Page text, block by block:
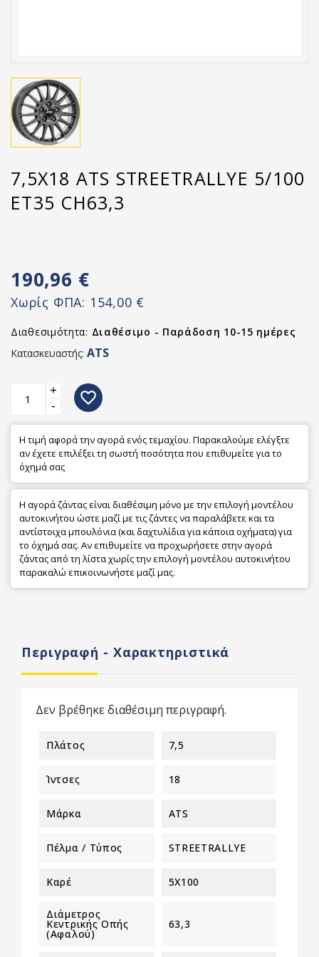
7,5X18 ATS STREETRALLYE 5/100
ET35 CH63,3
190,96 €
Χωρίς ΦΠΑ: 154,00 €
Διαθεσιμότητα: Διαθέσιμο - Παράδοση 10-15 ημέρες
Κατασκευαστής: ATS
+
-
favorite_border
Η τιμή αφορά την αγορά ενός τεμαχίου. Παρακαλούμε ελέγξτε
αν έχετε επιλέξει τη σωστή ποσότητα που επιθυμείτε για το
όχημά σας
Η αγορά ζάντας είναι διαθέσιμη μόνο με την επιλογή μοντέλου
αυτοκινήτου ώστε μαζί με τις ζάντες να παραλάβετε και τα
αντίστοιχα μπουλόνια (και δαχτυλίδια για κάποια οχήματα) για
το όχημά σας. Αν επιθυμείτε να προχωρήσετε στην αγορά
ζάντας από τη λίστα χωρίς την επιλογή μοντέλου αυτοκινήτου
παρακαλώ επικοινωνήστε μαζί μας.
Περιγραφή - Χαρακτηριστικά
Δεν βρέθηκε διαθέσιμη περιγραφή.
Πλάτος 7,5
Ίντσες 18
Μάρκα ATS
Πέλμα / Τύπος STREETRALLYE
Καρέ 5X100
Διάμετρος
Κεντρικής Οπής
(αφαλού)
63,3